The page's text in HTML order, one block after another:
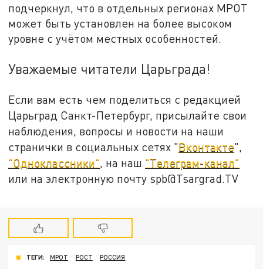
подчеркнул, что в отдельных регионах МРОТ
может быть установлен на более высоком
уровне с учётом местных особенностей.
Уважаемые читатели Царьграда!
Если вам есть чем поделиться с редакцией
Царьград Санкт-Петербург, присылайте свои
наблюдения, вопросы и новости на наши
странички в социальных сетях "Вконтакте",
"Одноклассники", на наш "Телеграм-канал"
или на электронную почту spb@Tsargrad.TV
ТЕГИ: МРОТ РОСТ РОССИЯ